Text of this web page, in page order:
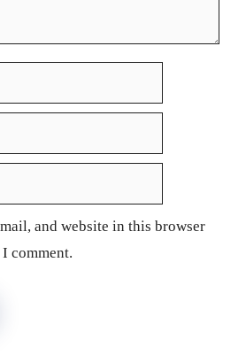
and website in this browser
comment.